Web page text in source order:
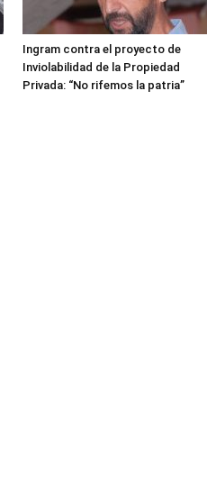
Ingram contra el proyecto de
Inviolabilidad de la Propiedad
Privada: “No rifemos la patria”